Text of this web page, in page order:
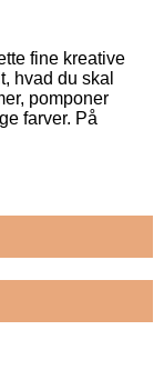
fine kreative
hvad du skal
pomponer
farver. På